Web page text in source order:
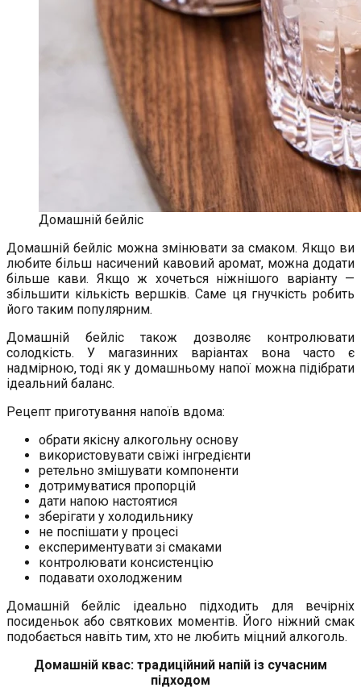
Домашній бейліс
Домашній бейліс можна змінювати за смаком. Якщо ви
любите більш насичений кавовий аромат, можна додати
більше кави. Якщо ж хочеться ніжнішого варіанту —
збільшити кількість вершків. Саме ця гнучкість робить
його таким популярним.
Домашній бейліс також дозволяє контролювати
солодкість. У магазинних варіантах вона часто є
надмірною, тоді як у домашньому напої можна підібрати
ідеальний баланс.
Рецепт приготування напоїв вдома:
обрати якісну алкогольну основу
використовувати свіжі інгредієнти
ретельно змішувати компоненти
дотримуватися пропорцій
дати напою настоятися
зберігати у холодильнику
не поспішати у процесі
експериментувати зі смаками
контролювати консистенцію
подавати охолодженим
Домашній бейліс ідеально підходить для вечірніх
посиденьок або святкових моментів. Його ніжний смак
подобається навіть тим, хто не любить міцний алкоголь.
Домашній квас: традиційний напій із сучасним
підходом